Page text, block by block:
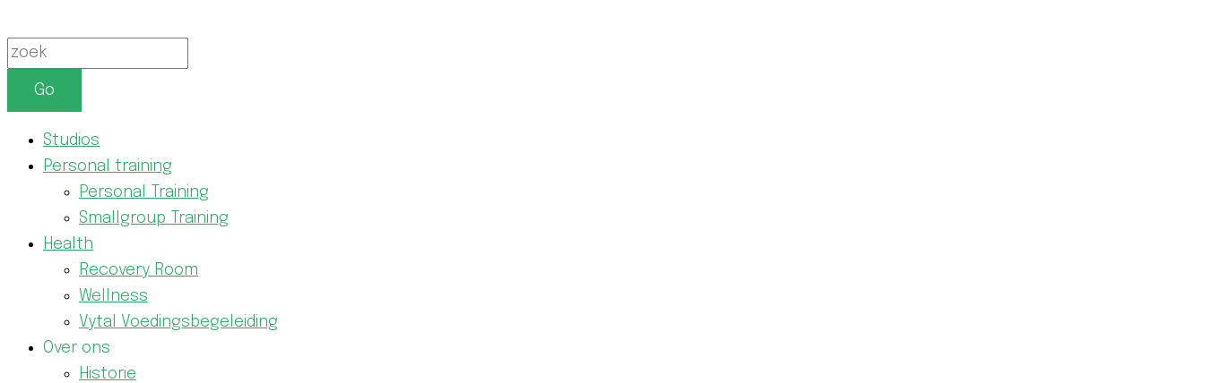
Go
Studios
Personal training
Personal Training
Smallgroup Training
Health
Recovery Room
Wellness
Vytal Voedingsbegeleiding
Over ons
Historie